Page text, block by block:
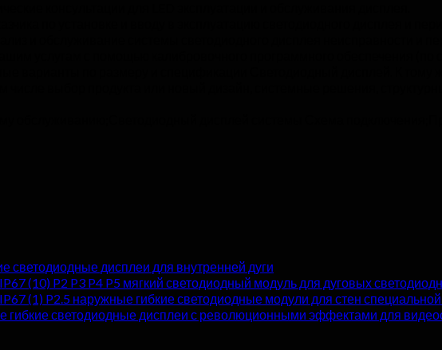
по установке и вводу в эксплуатацию светодиодного дисплея и
и обслуживание системы светодиодного дисплея неисправности и
услугам с помощью калибровочного программного обеспечения (по
варианты по размеру и спецификации Светодиодный дисплей. К тому
числе выбор продукта или новый дизайн, системные решения,
светодиодные дисплеи для внутренней дуги
P2 P3 P4 P5 мягкий светодиодный модуль для дуговых
P2.5 наружные гибкие светодиодные модули для стен
гибкие светодиодные дисплеи с революционными эффектами для